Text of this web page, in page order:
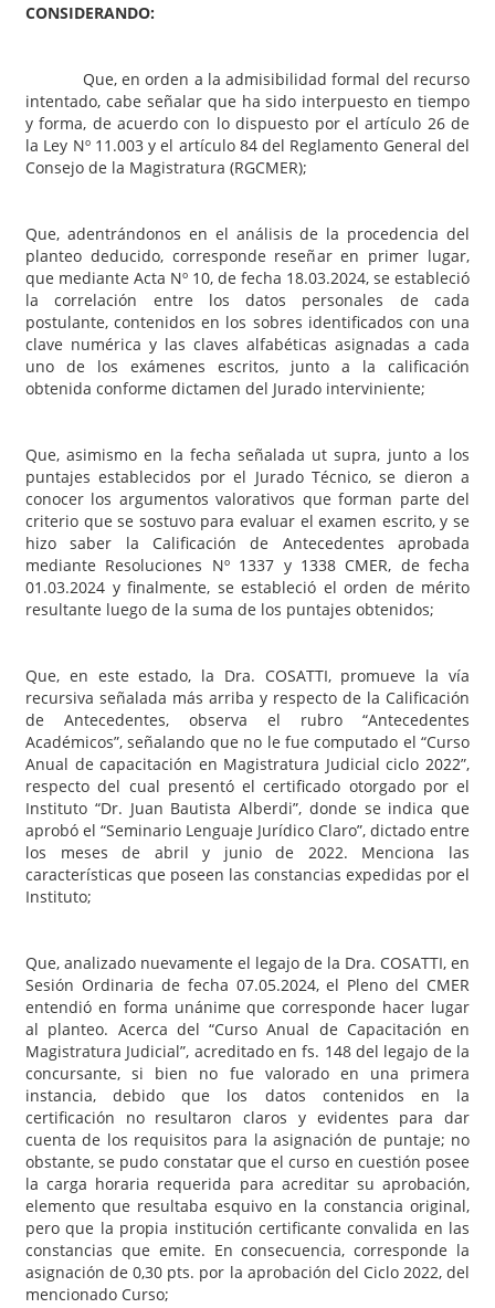
CONSIDERANDO:
Que, en orden a la admisibilidad formal del recurso
intentado, cabe señalar que ha sido interpuesto en tiempo
y forma, de acuerdo con lo dispuesto por el artículo 26 de
la Ley Nº 11.003 y el artículo 84 del Reglamento General del
Consejo de la Magistratura (RGCMER);
Que, adentrándonos en el análisis de la procedencia del
planteo deducido, corresponde reseñar en primer lugar,
que mediante Acta Nº 10, de fecha 18.03.2024, se estableció
la correlación entre los datos personales de cada
postulante, contenidos en los sobres identificados con una
clave numérica y las claves alfabéticas asignadas a cada
uno de los exámenes escritos, junto a la calificación
obtenida conforme dictamen del Jurado interviniente;
Que, asimismo en la fecha señalada ut supra, junto a los
puntajes establecidos por el Jurado Técnico, se dieron a
conocer los argumentos valorativos que forman parte del
criterio que se sostuvo para evaluar el examen escrito, y se
hizo saber la Calificación de Antecedentes aprobada
mediante Resoluciones Nº 1337 y 1338 CMER, de fecha
01.03.2024 y finalmente, se estableció el orden de mérito
resultante luego de la suma de los puntajes obtenidos;
Que, en este estado, la Dra. COSATTI, promueve la vía
recursiva señalada más arriba y respecto de la Calificación
de Antecedentes, observa el rubro “Antecedentes
Académicos”, señalando que no le fue computado el “Curso
Anual de capacitación en Magistratura Judicial ciclo 2022”,
respecto del cual presentó el certificado otorgado por el
Instituto “Dr. Juan Bautista Alberdi”, donde se indica que
aprobó el “Seminario Lenguaje Jurídico Claro”, dictado entre
los meses de abril y junio de 2022. Menciona las
características que poseen las constancias expedidas por el
Instituto;
Que, analizado nuevamente el legajo de la Dra. COSATTI, en
Sesión Ordinaria de fecha 07.05.2024, el Pleno del CMER
entendió en forma unánime que corresponde hacer lugar
al planteo. Acerca del “Curso Anual de Capacitación en
Magistratura Judicial”, acreditado en fs. 148 del legajo de la
concursante, si bien no fue valorado en una primera
instancia, debido que los datos contenidos en la
certificación no resultaron claros y evidentes para dar
cuenta de los requisitos para la asignación de puntaje; no
obstante, se pudo constatar que el curso en cuestión posee
la carga horaria requerida para acreditar su aprobación,
elemento que resultaba esquivo en la constancia original,
pero que la propia institución certificante convalida en las
constancias que emite. En consecuencia, corresponde la
asignación de 0,30 pts. por la aprobación del Ciclo 2022, del
mencionado Curso;